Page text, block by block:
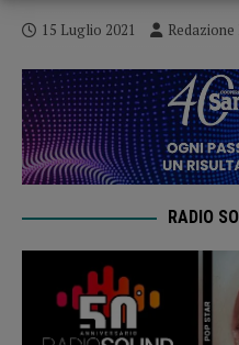
15 Luglio 2021 Redazione
RADIO